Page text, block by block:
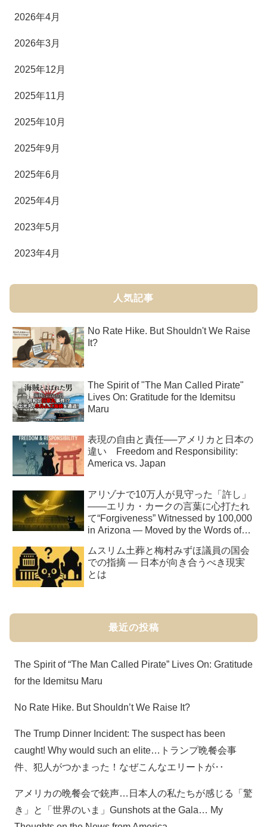
2026年4月
2026年3月
2025年12月
2025年11月
2025年10月
2025年9月
2025年6月
2025年4月
2023年5月
2023年4月
人気記事
No Rate Hike. But Shouldn't We Raise
It?
The Spirit of "The Man Called Pirate"
Lives On: Gratitude for the Idemitsu
Maru
表現の自由と責任──アメリカと日本の
違い Freedom and Responsibility:
America vs. Japan
アリゾナで10万人が見守った「許し」
――エリカ・カークの言葉に心打たれ
て“Forgiveness” Witnessed by 100,000
in Arizona — Moved by the Words of
ムスリム土葬と梅村みずほ議員の国会
での指摘 ― 日本が向き合うべき現実
とは
最近の投稿
The Spirit of “The Man Called Pirate” Lives On: Gratitude
for the Idemitsu Maru
No Rate Hike. But Shouldn’t We Raise It?
The Trump Dinner Incident: The suspect has been
caught! Why would such an elite…トランプ晩餐会事
件、犯人がつかまった！なぜこんなエリートが‥
アメリカの晩餐会で銃声…日本人の私たちが感じる「驚
き」と「世界のいま」Gunshots at the Gala… My